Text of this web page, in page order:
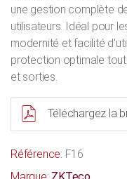
une gestion complète
utilisateurs. Idéal pour
modernité et facilité
protection optimale
et sorties.
Téléchargez la
Référence: F16